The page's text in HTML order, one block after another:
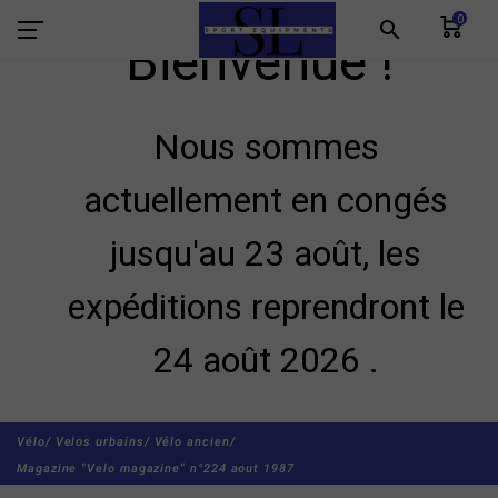
search 0
Bienvenue !
Nous sommes
actuellement en congés
jusqu'au 23 août, les
expéditions reprendront le
24 août 2026 .
Vélo/ Velos urbains/ Vélo ancien/
Magazine "Velo magazine" n°224 aout 1987